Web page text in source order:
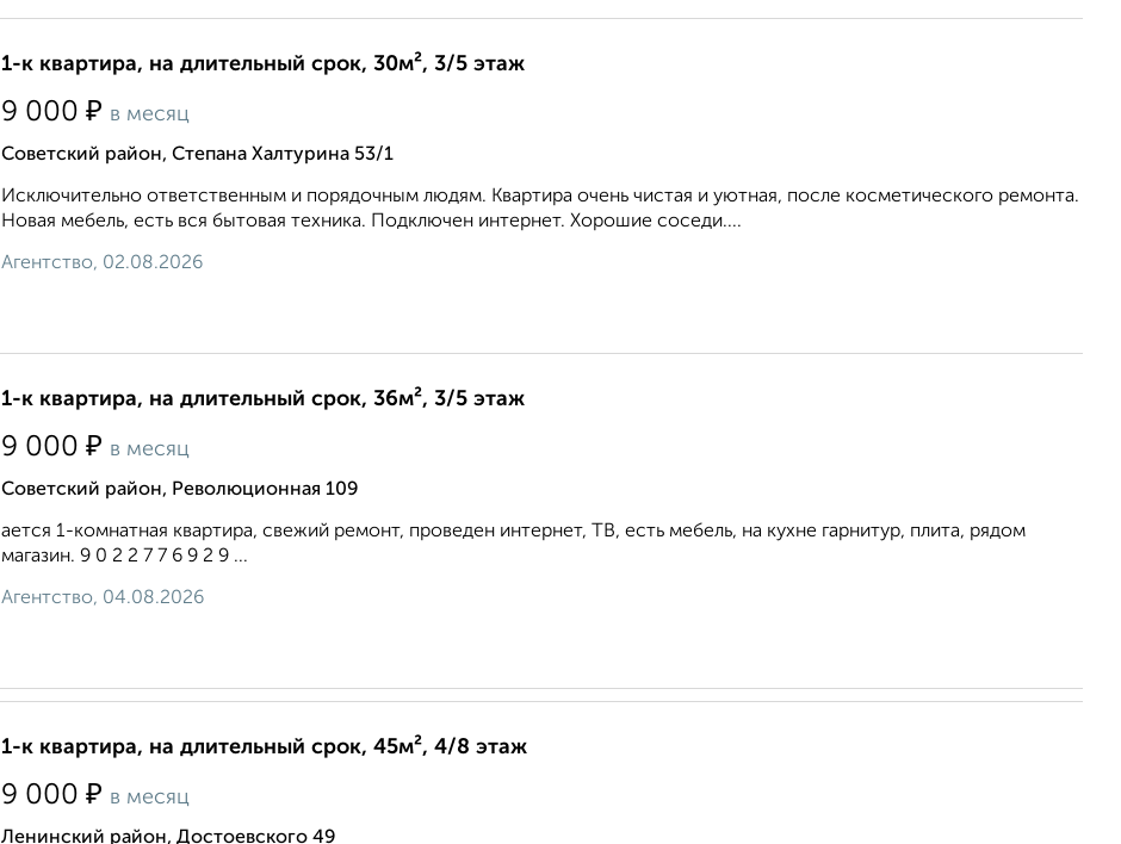
1-к квартира, на длительный срок, 30м², 3/5 этаж
9 000 ₽ в месяц
Советский район, Степана Халтурина 53/1
Исключительно ответственным и порядочным людям. Квартира очень чистая и уютная, после косметического ремонта.
Новая мебель, есть вся бытовая техника. Подключен интернет. Хорошие соседи....
Агентство, 02.08.2026
1-к квартира, на длительный срок, 36м², 3/5 этаж
9 000 ₽ в месяц
Советский район, Революционная 109
ается 1-комнатная квартира, свежий ремонт, проведен интернет, ТВ, есть мебель, на кухне гарнитур, плита, рядом
магазин. 9 0 2 2 7 7 6 9 2 9 ...
Агентство, 04.08.2026
1-к квартира, на длительный срок, 45м², 4/8 этаж
9 000 ₽ в месяц
Ленинский район, Достоевского 49